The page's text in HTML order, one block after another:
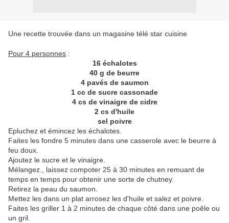
Une recette trouvée dans un magasine télé star cuisine
Pour 4 personnes :
16 échalotes
40 g de beurre
4 pavés de saumon
1 cc de sucre cassonade
4 cs de vinaigre de cidre
2 cs d'huile
sel poivre
Epluchez et émincez les échalotes.
Faites les fondre 5 minutes dans une casserole avec le beurre à
feu doux.
Ajoutez le sucre et le vinaigre.
Mélangez., laissez compoter 25 à 30 minutes en remuant de
temps en temps pour obtenir une sorte de chutney.
Retirez la peau du saumon.
Mettez les dans un plat arrosez les d'huile et salez et poivre.
Faites les griller 1 à 2 minutes de chaque côté dans une poêle ou
un gril.